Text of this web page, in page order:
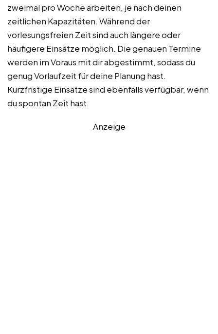
zweimal pro Woche arbeiten, je nach deinen
zeitlichen Kapazitäten. Während der
vorlesungsfreien Zeit sind auch längere oder
häufigere Einsätze möglich. Die genauen Termine
werden im Voraus mit dir abgestimmt, sodass du
genug Vorlaufzeit für deine Planung hast.
Kurzfristige Einsätze sind ebenfalls verfügbar, wenn
du spontan Zeit hast.
Anzeige